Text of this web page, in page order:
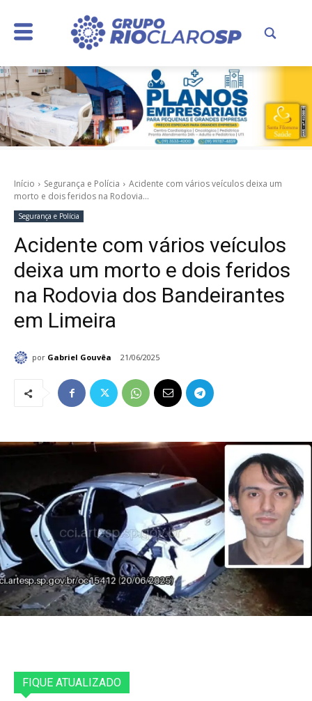
Início Segurança e Polícia
Acidente com vários veículos deixa um
morto e dois feridos na Rodovia...
Segurança e Polícia
Acidente com vários veículos
deixa um morto e dois feridos
na Rodovia dos Bandeirantes
em Limeira
por Gabriel Gouvêa 21/06/2025
FIQUE ATUALIZADO